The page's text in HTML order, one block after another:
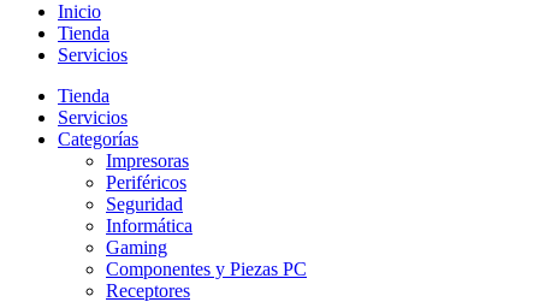
Inicio
Tienda
Servicios
Tienda
Servicios
Categorías
Impresoras
Periféricos
Seguridad
Informática
Gaming
Componentes y Piezas PC
Receptores